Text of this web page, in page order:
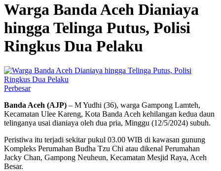
Warga Banda Aceh Dianiaya
hingga Telinga Putus, Polisi
Ringkus Dua Pelaku
Perbesar
Banda Aceh (AJP) – M Yudhi (36), warga Gampong Lamteh,
Kecamatan Ulee Kareng, Kota Banda Aceh kehilangan kedua daun
telinganya usai dianiaya oleh dua pria, Minggu (12/5/2024) subuh.
Peristiwa itu terjadi sekitar pukul 03.00 WIB di kawasan gunung
Kompleks Perumahan Budha Tzu Chi atau dikenal Perumahan
Jacky Chan, Gampong Neuheun, Kecamatan Mesjid Raya, Aceh
Besar.